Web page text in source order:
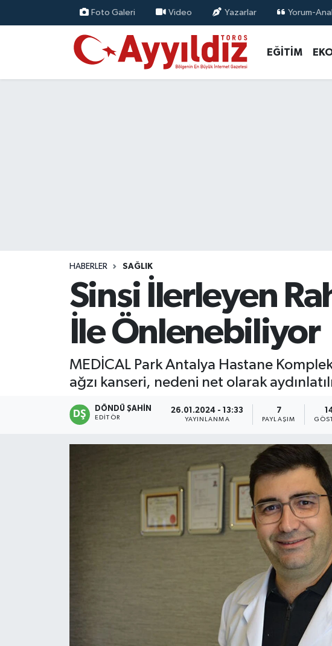
Foto Galeri Video Yazarlar Yorum-
EĞİTİM
HABERLER SAĞLIK
Sinsi İlerleyen
İle Önlenebiliyor
MEDİCAL Park Antalya Hastane
ağzı kanseri, nedeni net olarak
DÖNDÜ ŞAHİN
EDITÖR
26.01.2024 - 13:33
YAYINLANMA
7
PAYLAŞIM